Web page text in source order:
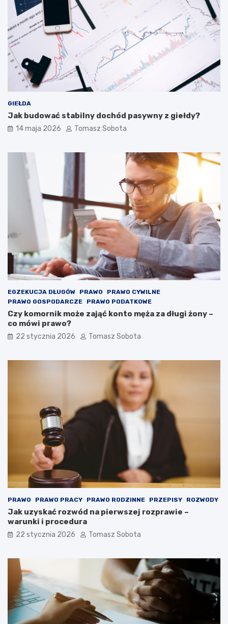
GIEŁDA
Jak budować stabilny dochód pasywny z giełdy?
14 maja 2026 Tomasz Sobota
EGZEKUCJA DŁUGÓW PRAWO
PRAWO CYWILNE
PRAWO GOSPODARCZE
PRAWO PODATKOWE
Czy komornik może zająć konto męża za długi żony –
co mówi prawo?
22 stycznia 2026 Tomasz Sobota
PRAWO PRAWO PRACY PRAWO RODZINNE PRZEPISY ROZWODY
Jak uzyskać rozwód na pierwszej rozprawie –
warunki i procedura
22 stycznia 2026 Tomasz Sobota